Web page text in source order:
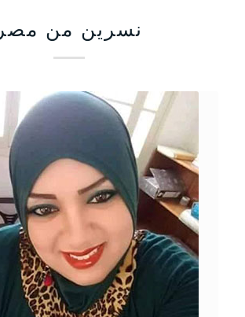
نسرين من مصر